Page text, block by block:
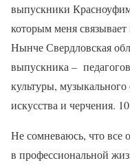
выпускники
которым меня
Нынче Свердловская
выпускника –
культуры, музыкального
искусства и черчения.
Не сомневаюсь, что все
в профессиональной